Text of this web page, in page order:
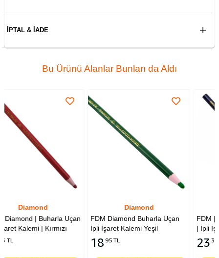
İPTAL & İADE
Bu Ürünü Alanlar Bunları da Aldı
Uçan
FDM Diamond Buharla Uçan
İpli İşaret Kalemi Yeşil
FDM | Diamond |
| İpli İşaret Kalemi | Mavi